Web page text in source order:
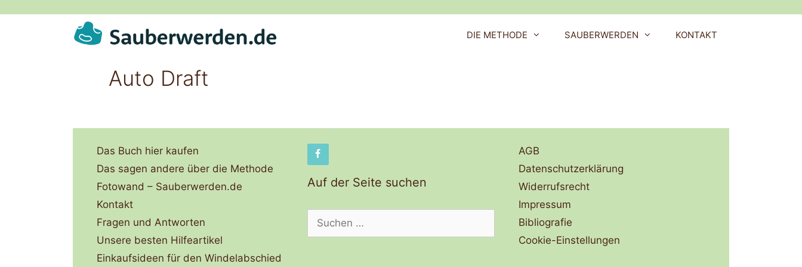
DIE METHODE SAUBERWERDEN KONTAKT
Auto Draft
Das Buch hier kaufen
Das sagen andere über die Methode
Fotowand – Sauberwerden.de
Kontakt
Fragen und Antworten
Unsere besten Hilfeartikel
Einkaufsideen für den Windelabschied
Auf der Seite suchen
Suchen
nach:
AGB
Datenschutzerklärung
Widerrufsrecht
Impressum
Bibliografie
Cookie-Einstellungen